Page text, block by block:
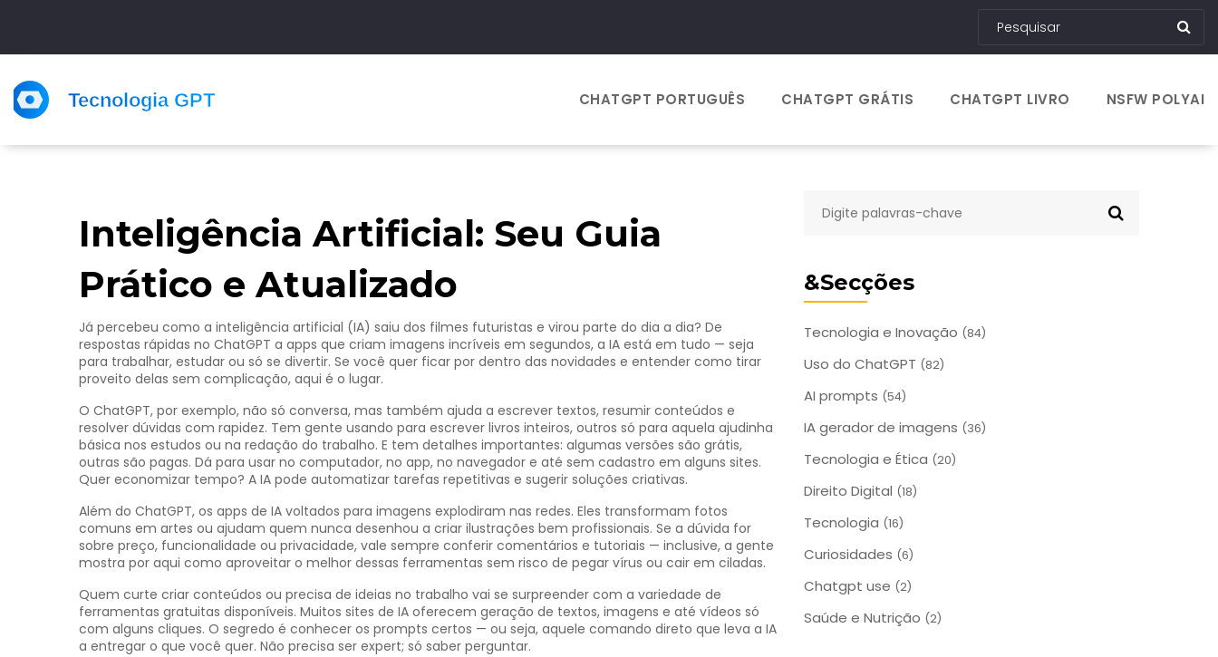
CHATGPT PORTUGUÊS CHATGPT GRÁTIS CHATGPT LIVRO NSFW POLYAI
&Secções
Tecnologia e Inovação (84)
Uso do ChatGPT (82)
AI prompts (54)
IA gerador de imagens (36)
Tecnologia e Ética (20)
Direito Digital (18)
Tecnologia (16)
Curiosidades (6)
Chatgpt use (2)
Saúde e Nutrição (2)
Inteligência Artificial: Seu Guia
Prático e Atualizado
Já percebeu como a inteligência artificial (IA) saiu dos filmes futuristas e virou parte do dia a dia? De
respostas rápidas no ChatGPT a apps que criam imagens incríveis em segundos, a IA está em tudo — seja
para trabalhar, estudar ou só se divertir. Se você quer ficar por dentro das novidades e entender como tirar
proveito delas sem complicação, aqui é o lugar.
O ChatGPT, por exemplo, não só conversa, mas também ajuda a escrever textos, resumir conteúdos e
resolver dúvidas com rapidez. Tem gente usando para escrever livros inteiros, outros só para aquela ajudinha
básica nos estudos ou na redação do trabalho. E tem detalhes importantes: algumas versões são grátis,
outras são pagas. Dá para usar no computador, no app, no navegador e até sem cadastro em alguns sites.
Quer economizar tempo? A IA pode automatizar tarefas repetitivas e sugerir soluções criativas.
Além do ChatGPT, os apps de IA voltados para imagens explodiram nas redes. Eles transformam fotos
comuns em artes ou ajudam quem nunca desenhou a criar ilustrações bem profissionais. Se a dúvida for
sobre preço, funcionalidade ou privacidade, vale sempre conferir comentários e tutoriais — inclusive, a gente
mostra por aqui como aproveitar o melhor dessas ferramentas sem risco de pegar vírus ou cair em ciladas.
Quem curte criar conteúdos ou precisa de ideias no trabalho vai se surpreender com a variedade de
ferramentas gratuitas disponíveis. Muitos sites de IA oferecem geração de textos, imagens e até vídeos só
com alguns cliques. O segredo é conhecer os prompts certos — ou seja, aquele comando direto que leva a IA
a entregar o que você quer. Não precisa ser expert; só saber perguntar.